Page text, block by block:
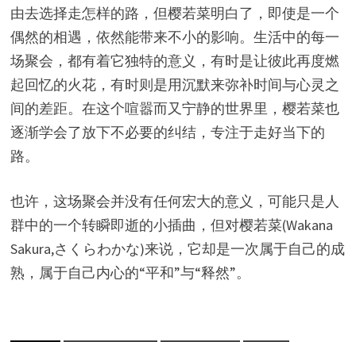
由去选择走怎样的路，但樱若菜明白了，即使是一个
偶然的相遇，依然能带来不小的影响。生活中的每一
场聚会，都有着它独特的意义，有时是让彼此再度燃
起回忆的火花，有时则是用沉默来弥补时间与心灵之
间的差距。在这个喧嚣而又宁静的世界里，樱若菜也
逐渐学会了放下不必要的纠结，专注于走好当下的
路。
也许，这场聚会并没有任何宏大的意义，可能只是人
群中的一个转瞬即逝的小插曲，但对樱若菜(Wakana
Sakura,さくらわかな)来说，它却是一次属于自己的成
熟，属于自己内心的“平和”与“释然”。